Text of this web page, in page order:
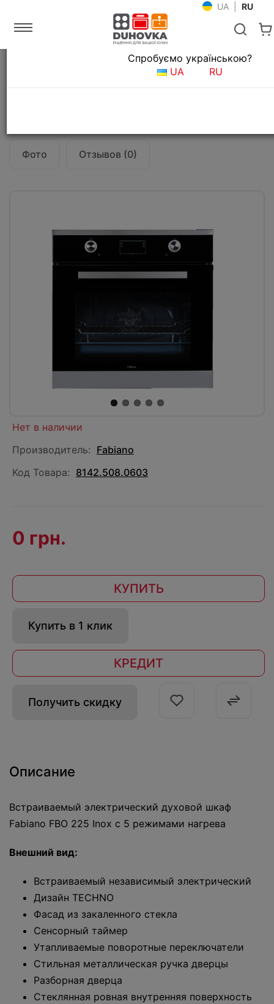
UA RU
Встраиваемая техника Духовые шкафы
Духовой шкаф Fabiano FBO 225 Inox
Фото Отзывов (0)
Язык магазина
Спробуємо українською?
UA
RU
Нет в наличии
Производитель: Fabiano
Код Товара: 8142.508.0603
0 грн.
КУПИТЬ
Купить в 1 клик
КРЕДИТ
Получить скидку
Описание
Встраиваемый электрический духовой шкаф
Fabiano FBO 225 Inox с 5 режимами нагрева
Внешний вид:
Встраиваемый независимый электрический
Дизайн TECHNO
Фасад из закаленного стекла
Сенсорный таймер
Утапливаемые поворотные переключатели
Стильная металлическая ручка дверцы
Разборная дверца
Стеклянная ровная внутренняя поверхность